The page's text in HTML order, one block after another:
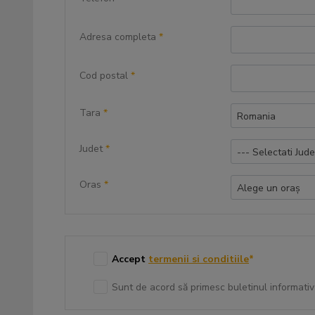
Adresa completa *
Cod postal *
Tara * Romania
Judet * --- Selectati
Oras * Alege un oraș
Accept termenii si conditiile*
Sunt de acord să primesc buletinul informativ